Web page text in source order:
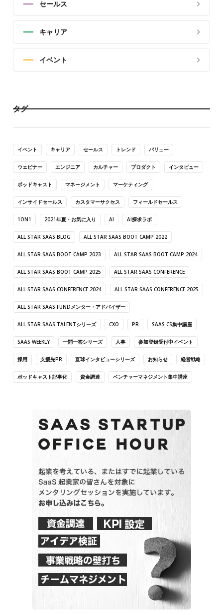
セールス
キャリア
イベント
タグ
イベント キャリア セールス トレンド バリュー
ウェビナー エンジニア カルチャー プロダクト インタビュー
ポッドキャスト マネージメント マーケティング
インサイドセールス カスタマーサクセス フィールドセールス
1ON1 2021年夏・お気に入り AI AI探求ラボ
ALL STAR SAAS BLOG ALL STAR SAAS BOOT CAMP 2022
ALL STAR SAAS BOOT CAMP 2023 ALL STAR SAAS BOOT CAMP 2024
ALL STAR SAAS BOOT CAMP 2025 ALL STAR SAAS CONFERENCE
ALL STAR SAAS CONFERENCE 2024 ALL STAR SAAS CONFERENCE 2025
ALL STAR SAAS FUNDメンター・アドバイザー
ALL STAR SAAS TALENTシリーズ CXO PR SAAS CS集中講座
SAAS WEEKLY 一問一答シリーズ 人事 参加登録受付中イベント
採用 支援先PR 直球インタビューシリーズ お知らせ 経営戦略
ポッドキャスト記事化 資金調達 ベンチャーマネジメント集中講座